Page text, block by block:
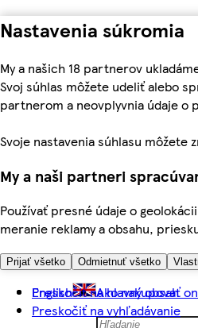
Nastavenia súkromia
My a našich 18 partnerov
Svoj súhlas môžete udeliť alebo
partnerom a neovplyvnia údaje o
Svoje nastavenia súhlasu
My a naši partneri
Používať presné údaje o
meranie reklamy a obsahu,
Prijať všetko Odmietnuť všetko
Preskočiť na hlavný obsah
Preskočiť na vyhľadávanie
English Ako nakupovať